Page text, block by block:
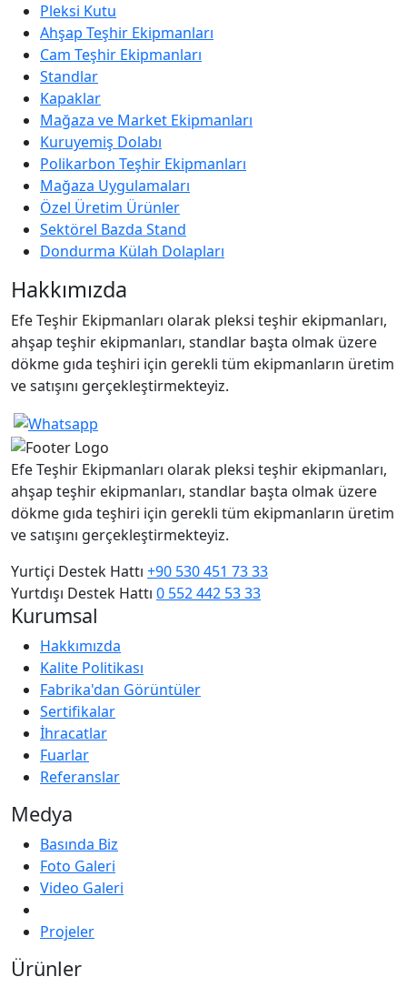
Pleksi Kutu
Ahşap Teşhir Ekipmanları
Cam Teşhir Ekipmanları
Standlar
Kapaklar
Mağaza ve Market Ekipmanları
Kuruyemiş Dolabı
Polikarbon Teşhir Ekipmanları
Mağaza Uygulamaları
Özel Üretim Ürünler
Sektörel Bazda Stand
Dondurma Külah Dolapları
Hakkımızda
Efe Teşhir Ekipmanları olarak pleksi teşhir ekipmanları,
ahşap teşhir ekipmanları, standlar başta olmak üzere
dökme gıda teşhiri için gerekli tüm ekipmanların üretim
ve satışını gerçekleştirmekteyiz.
Efe Teşhir Ekipmanları olarak pleksi teşhir ekipmanları,
ahşap teşhir ekipmanları, standlar başta olmak üzere
dökme gıda teşhiri için gerekli tüm ekipmanların üretim
ve satışını gerçekleştirmekteyiz.
Yurtiçi Destek Hattı +90 530 451 73 33
Yurtdışı Destek Hattı 0 552 442 53 33
Kurumsal
Hakkımızda
Kalite Politikası
Fabrika'dan Görüntüler
Sertifikalar
İhracatlar
Fuarlar
Referanslar
Medya
Basında Biz
Foto Galeri
Video Galeri
Projeler
Ürünler